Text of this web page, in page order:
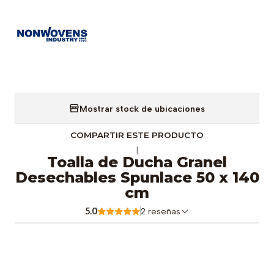
Mostrar stock de ubicaciones
COMPARTIR ESTE PRODUCTO
Toalla de Ducha Granel
Desechables Spunlace 50 x 140
cm
5.0 2 reseñas